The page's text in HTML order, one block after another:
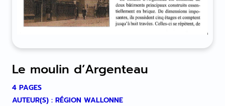
Le moulin d’Argenteau
4 PAGES
AUTEUR(S) : RÉGION WALLONNE